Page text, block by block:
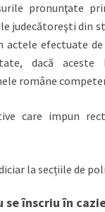
pronunţate
judecătoreşti din
efectuate de
dacă aceste
române
care impun
la secțiile de
se înscriu în